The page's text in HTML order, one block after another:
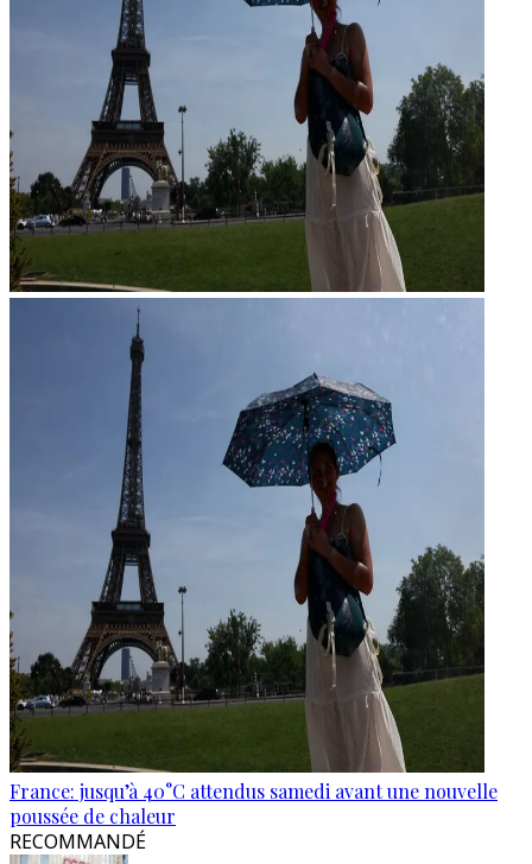
France: jusqu’à 40°C attendus samedi avant une nouvelle
poussée de chaleur
RECOMMANDÉ